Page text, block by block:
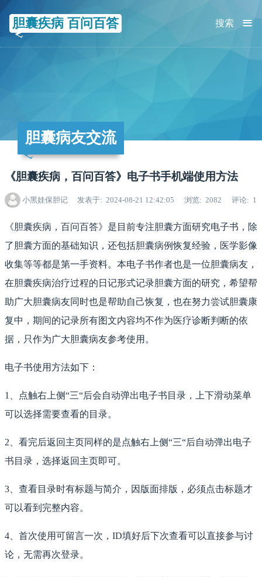
胆囊疾病 百问百答 ≡
搜索
胆囊病友交流
《胆囊疾病，百问百答》电子书手机端使用方法
小黑娃保胆记 发表于 2024-08-21 12:42:05 浏览 2082 评论 1
《胆囊疾病，百问百答》是目前专注胆囊方面研究电子书，除
了胆囊方面的基础知识，还包括胆囊病例恢复经验，医学影像
收集等等都是第一手资料。本电子书作者也是一位胆囊病友，
在胆囊疾病治疗过程的日记形式记录胆囊方面的研究，希望帮
助广大胆囊病友同时也是帮助自己恢复，也在努力尝试胆囊康
复中，期间的记录所有图文内容均不作为医疗诊断判断的依
据，只作为广大胆囊病友参考使用。
电子书使用方法如下：
1、点触右上侧“三“后会自动弹出电子书目录，上下滑动菜单
可以选择需要查看的目录。
2、看完后返回主页同样的是点触右上侧“三“后自动弹出电子
书目录，选择返回主页即可。
3、查看目录时有标题与简介，因版面排版，必须点击标题才
可以看到完整内容。
4、首次使用可留言一次，ID填好后下次查看可以直接参与讨
论，无需再次登录。